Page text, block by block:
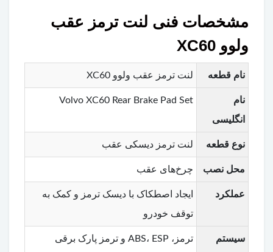
مشخصات فنی لنت ترمز عقب
ولوو XC60
نام قطعه لنت ترمز عقب ولوو XC60
نام
انگلیسی
Volvo XC60 Rear Brake Pad Set
نوع قطعه لنت ترمز دیسکی عقب
محل نصب چرخ‌های عقب
عملکرد
ایجاد اصطکاک با دیسک ترمز و کمک به
توقف خودرو
سیستم
ترمز، ABS، ESP و ترمز پارک برقی